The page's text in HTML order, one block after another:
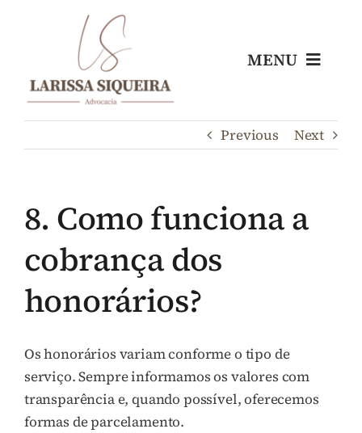
MENU
Home
Nossos Profissionais
Áreas de Atuação
Perguntas Frequentes (FAQ)
Previous Next
8. Como funciona a
cobrança dos
honorários?
Os honorários variam conforme o tipo de
serviço. Sempre informamos os valores com
transparência e, quando possível, oferecemos
formas de parcelamento.